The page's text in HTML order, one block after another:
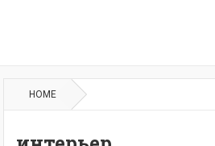
HOME